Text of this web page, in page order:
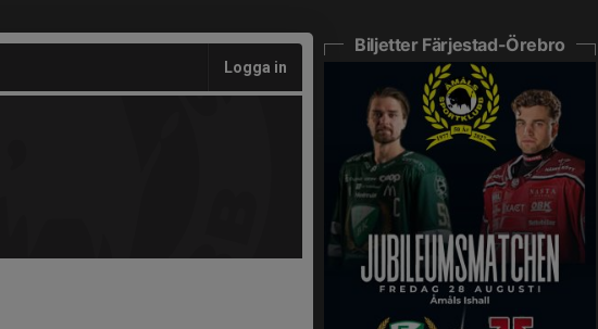
Logga in
Biljetter Färjestad-Örebro